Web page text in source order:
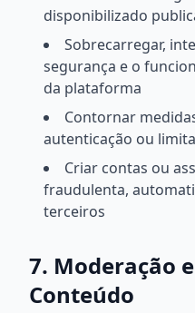
disponibilizado
Sobrecarregar,
segurança e o
da plataforma
Contornar
autenticação ou
Criar contas ou
fraudulenta,
terceiros
7. Moderação
Conteúdo